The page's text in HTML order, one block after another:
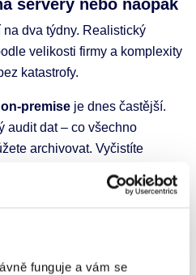
funguje a vám se
servery nebo naopak
dva týdny. Realistický
velikosti firmy a komplexity
katastrofy.
premise je dnes častější.
audit dat – co všechno
archivovat. Vyčistíte
jistotu, provedete ostrý
narostou natolik, že jim